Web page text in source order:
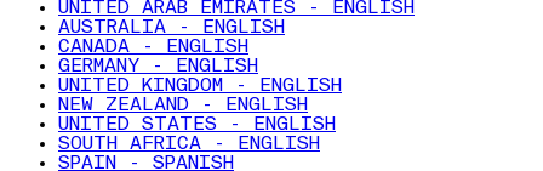
UNITED ARAB EMIRATES - ENGLISH
AUSTRALIA - ENGLISH
CANADA - ENGLISH
GERMANY - ENGLISH
UNITED KINGDOM - ENGLISH
NEW ZEALAND - ENGLISH
UNITED STATES - ENGLISH
SOUTH AFRICA - ENGLISH
SPAIN - SPANISH